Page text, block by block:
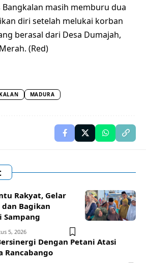
masih memburu dua
diri setelah melukai korban
berasal dari Desa Dumajah,
(Red)
MADURA
Rakyat, Gelar
Bagikan
Sampang
5, 2026
Dengan Petani Atasi
Rancabango